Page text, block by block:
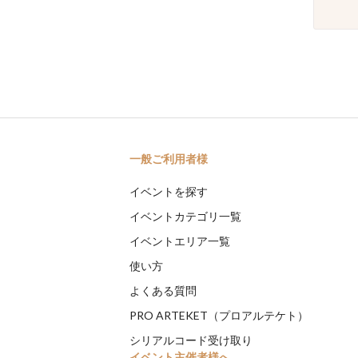
一般ご利用者様
イベントを探す
イベントカテゴリ一覧
イベントエリア一覧
使い方
よくある質問
PRO ARTEKET（プロアルテケト）
シリアルコード受け取り